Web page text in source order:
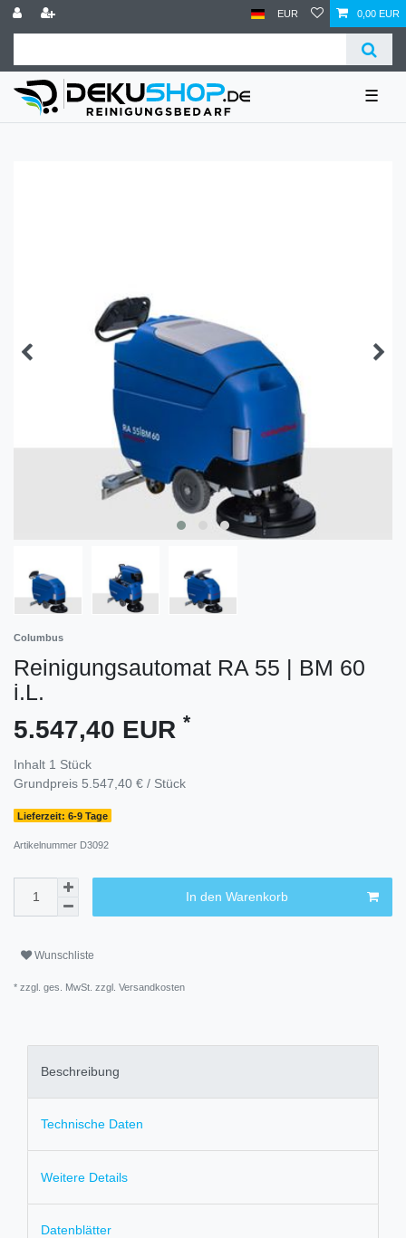
EUR 0,00 EUR
☰
Columbus
Reinigungsautomat RA 55 | BM 60
i.L.
5.547,40 EUR *
Inhalt 1 Stück
Grundpreis 5.547,40 € / Stück
Lieferzeit: 6-9 Tage
Artikelnummer D3092
In den Warenkorb
Wunschliste
* zzgl. ges. MwSt. zzgl. Versandkosten
Beschreibung
Technische Daten
Weitere Details
Datenblätter